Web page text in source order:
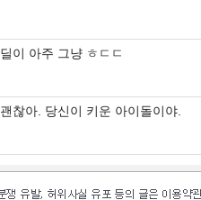
딜이 아주 그냥 ㅎㄷㄷ
괜찮아. 당신이 키운 아이돌이야.